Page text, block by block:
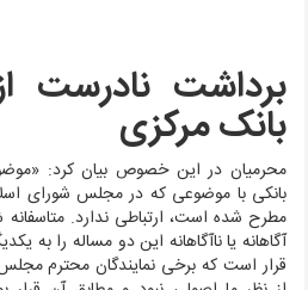
برداشت نادرست
بانک مرکزی
محرمیان در این خصوص بیان کرد:
بانکی با موضوعی که در مجلس شورای
مطرح شده است، ارتباطی ندارد. متاسفانه
آگاهانه یا ناآگاهانه این دو مساله را به
قرار است که برخی نمایندگان محترم